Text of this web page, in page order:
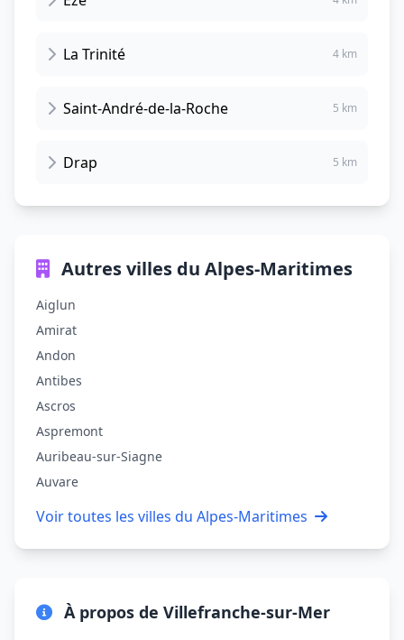
La Trinité 4 km
Saint-André-de-la-Roche 5 km
Drap 5 km
Autres villes du Alpes-Maritimes
Aiglun
Amirat
Andon
Antibes
Ascros
Aspremont
Auribeau-sur-Siagne
Auvare
Voir toutes les villes du Alpes-Maritimes
À propos de Villefranche-sur-Mer